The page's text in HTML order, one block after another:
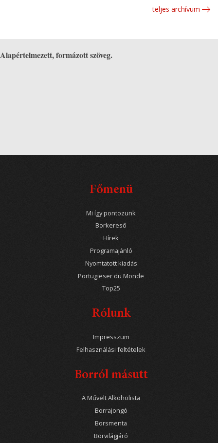
teljes archívum
Alapértelmezett, formázott szöveg.
Főmenü
Mi így pontozunk
Borkereső
Hírek
Programajánló
Nyomtatott kiadás
Portugieser du Monde
Top25
Rólunk
Impresszum
Felhasználási feltételek
Borról másutt
A Művelt Alkoholista
Borrajongó
Borsmenta
Borvilágjáró